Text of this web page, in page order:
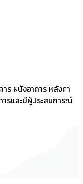
าร ผนังอาคาร หลังคา
รและมีผู้ประสบการณ์